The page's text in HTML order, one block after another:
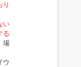
り
い
る
ウ